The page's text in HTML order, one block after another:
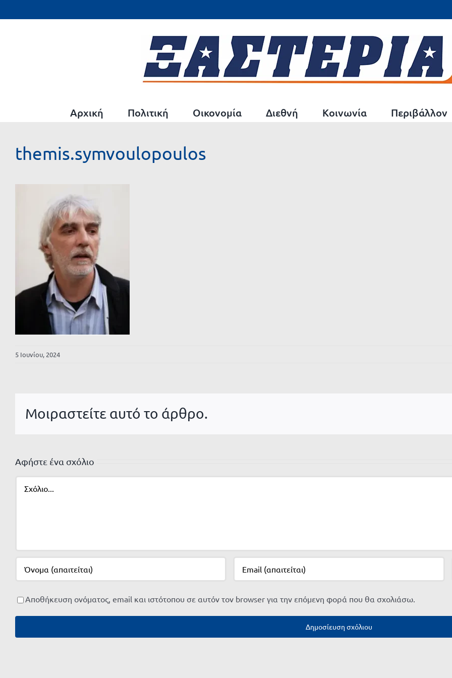
στο
Αρχική Πολιτική Οικονομία Διεθνή Κοινωνία Περιβάλλον
themis.symvoulopoulos
5 Ιουνίου, 2024
Μοιραστείτε αυτό το άρθρο.
Αφήστε ένα σχόλιο
Αποθήκευση ονόματος, email και ιστότοπου σε αυτόν τον browser για την επόμενη φορά που θα σχολιάσω.